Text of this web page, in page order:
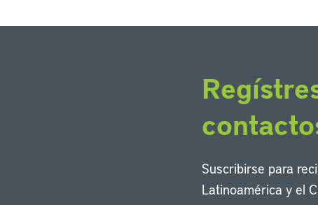
Suscribirse para
Latinoamérica y el